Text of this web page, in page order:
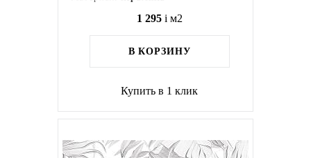
1 295 i м2
В КОРЗИНУ
Купить в 1 клик